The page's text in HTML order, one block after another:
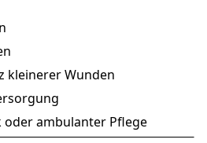
kleinerer Wunden
oder ambulanter Pflege